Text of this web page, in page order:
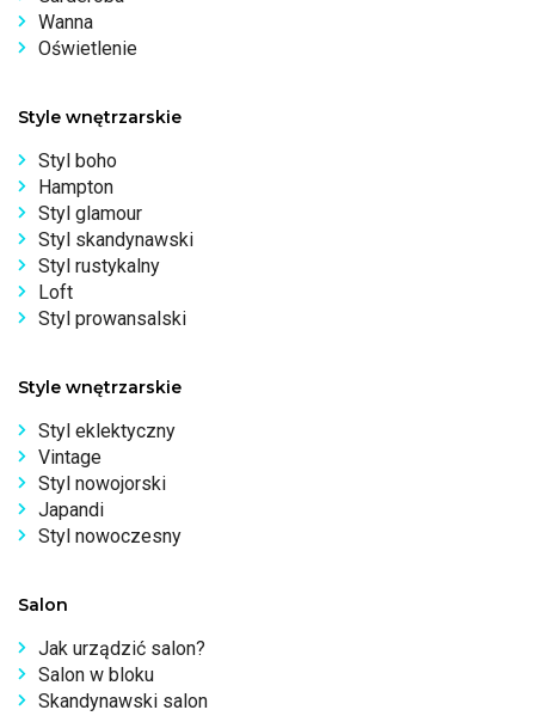
Wanna
Oświetlenie
Style wnętrzarskie
Styl boho
Hampton
Styl glamour
Styl skandynawski
Styl rustykalny
Loft
Styl prowansalski
Style wnętrzarskie
Styl eklektyczny
Vintage
Styl nowojorski
Japandi
Styl nowoczesny
Salon
Jak urządzić salon?
Salon w bloku
Skandynawski salon